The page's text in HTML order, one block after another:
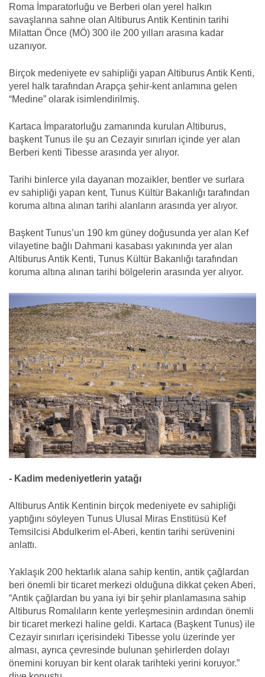
Roma İmparatorluğu ve Berberi olan yerel halkın
savaşlarına sahne olan Altiburus Antik Kentinin tarihi
Milattan Önce (MÖ) 300 ile 200 yılları arasına kadar
uzanıyor.
Birçok medeniyete ev sahipliği yapan Altiburus Antik Kenti,
yerel halk tarafından Arapça şehir-kent anlamına gelen
“Medine” olarak isimlendirilmiş.
Kartaca İmparatorluğu zamanında kurulan Altiburus,
başkent Tunus ile şu an Cezayir sınırları içinde yer alan
Berberi kenti Tibesse arasında yer alıyor.
Tarihi binlerce yıla dayanan mozaikler, bentler ve surlara
ev sahipliği yapan kent, Tunus Kültür Bakanlığı tarafından
koruma altına alınan tarihi alanların arasında yer alıyor.
Başkent Tunus’un 190 km güney doğusunda yer alan Kef
vilayetine bağlı Dahmani kasabası yakınında yer alan
Altiburus Antik Kenti, Tunus Kültür Bakanlığı tarafından
koruma altına alınan tarihi bölgelerin arasında yer alıyor.
- Kadim medeniyetlerin yatağı
Altiburus Antik Kentinin birçok medeniyete ev sahipliği
yaptığını söyleyen Tunus Ulusal Miras Enstitüsü Kef
Temsilcisi Abdulkerim el-Aberi, kentin tarihi serüvenini
anlattı.
Yaklaşık 200 hektarlık alana sahip kentin, antik çağlardan
beri önemli bir ticaret merkezi olduğuna dikkat çeken Aberi,
“Antik çağlardan bu yana iyi bir şehir planlamasına sahip
Altiburus Romalıların kente yerleşmesinin ardından önemli
bir ticaret merkezi haline geldi. Kartaca (Başkent Tunus) ile
Cezayir sınırları içerisindeki Tibesse yolu üzerinde yer
alması, ayrıca çevresinde bulunan şehirlerden dolayı
önemini koruyan bir kent olarak tarihteki yerini koruyor.”